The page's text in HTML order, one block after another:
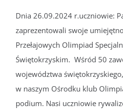
Dnia 26.09.2024 r.uczniowie:
zaprezentowali swoje
Przełajowych Olimpiad
Świętokrzyskim. Wśród 50
województwa
w naszym Ośrodku klub
podium. Nasi uczniowie